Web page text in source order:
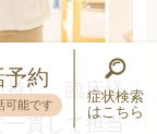
持し、臨床経
一貫して担当
予約
可能です
症状検索
はこちら